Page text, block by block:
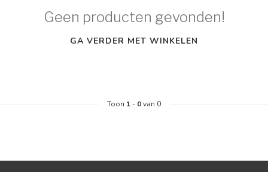
Geen producten gevonden!
GA VERDER MET WINKELEN
Toon 1 - 0van 0